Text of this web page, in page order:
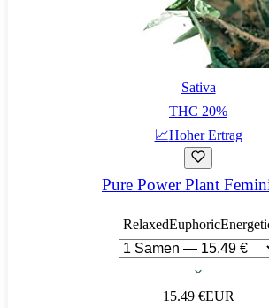
Sativa
THC 20%
📈Hoher Ertrag
Pure Power Plant
RelaxedEuphoric
15.49€EUR